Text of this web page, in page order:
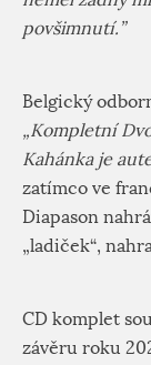
povšimnutí.”
Belgický
„Kompletní
Kahánka je
zatímco ve
Diapason
„ladiček“,
CD komplet
závěru roku